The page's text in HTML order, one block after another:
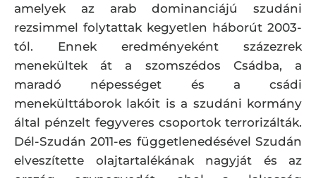
amelyek az arab dominanciájú szudáni
rezsimmel folytattak kegyetlen háborút 2003-
tól. Ennek eredményeként százezrek
menekültek át a szomszédos Csádba, a
maradó népességet és a csádi
menekülttáborok lakóit is a szudáni kormány
által pénzelt fegyveres csoportok terrorizálták.
Dél-Szudán 2011-es függetlenedésével Szudán
elveszítette olajtartalékának nagyját és az